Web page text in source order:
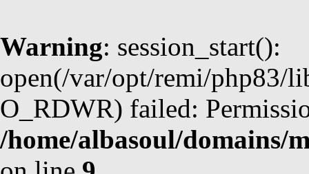
Warning: session_start():
open(/var/opt/remi/php83/
O_RDWR) failed:
/home/albasoul/domains/